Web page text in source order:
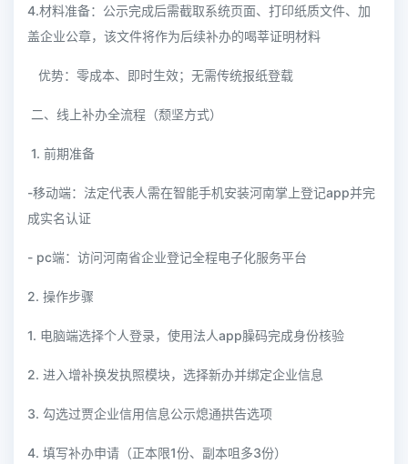
4.材料准备：公示完成后需截取系统页面、打印纸质文件、加
盖企业公章，该文件将作为后续补办的喝莘证明材料
优势：零成本、即时生效；无需传统报纸登载
二、线上补办全流程（颓坚方式）
1. 前期准备
-移动端：法定代表人需在智能手机安装河南掌上登记app并完
成实名认证
- pc端：访问河南省企业登记全程电子化服务平台
2. 操作步骤
1. 电脑端选择个人登录，使用法人app臊码完成身份核验
2. 进入增补换发执照模块，选择新办并绑定企业信息
3. 勾选过贾企业信用信息公示熄通拱告选项
4. 填写补办申请（正本限1份、副本咀多3份）